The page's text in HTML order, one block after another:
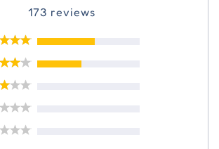
173 reviews